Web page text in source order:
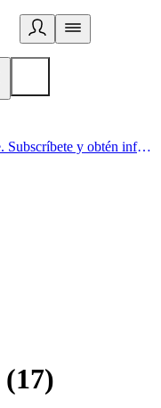
Acá comienza un estilo de vida saludable. Subscríbete y obtén información de primera mano
(17)